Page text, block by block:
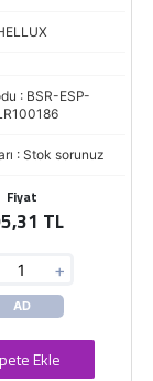
C ELSYEE
: BSR-ESP-
: Stok sorunuz
Fiyat
TL
+
AD
Ekle